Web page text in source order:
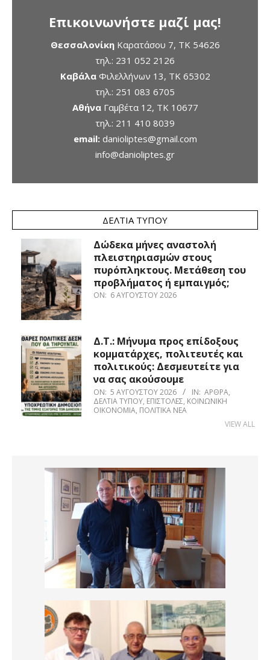
Επικοινωνήστε μαζί μας!
ΘεσσαλονίκηΚαρατάσου 7, TK 54626
τηλ.: 231 052 2126
ΚαβάλαΦιλελλήνων 13, ΤΚ 65302
τηλ.: 251 083 6705
ΑθήναΓαμβέτα 12, ΤΚ 10677
τηλ.: 211 410 8039
email: danioliptes@gmail.com
info@danioliptes.gr
ΔΕΛΤΊΑ ΤΎΠΟΥ
Δώδεκα μήνες αναστολή
πλειστηριασμών στους
πυρόπληκτους. Μετάθεση του
προβλήματος ή εμπαιγμός;
ON: 6 ΑΥΓΟΎΣΤΟΥ 2026
Δ.Τ.: Μήνυμα προς επίδοξους
κομματάρχες, πολιτευτές και
πολιτικούς: Δεσμευτείτε για
να σας ακούσουμε
ON: 5 ΑΥΓΟΎΣΤΟΥ 2026 IN: ΆΡΘΡΑ,
ΔΕΛΤΊΑ ΤΎΠΟΥ, ΕΠΙΣΤΟΛΈΣ, ΚΟΙΝΩΝΙΚΉ
ΟΙΚΟΝΟΜΊΑ, ΠΟΛΙΤΙΚΆ ΝΈΑ
VIEW ALL